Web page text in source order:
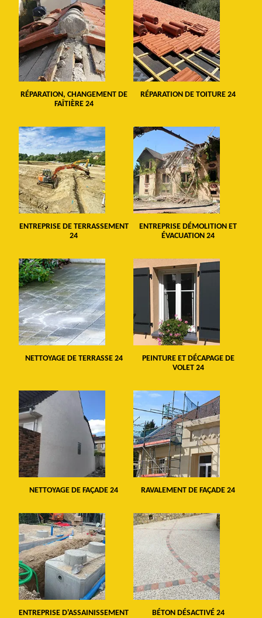
RÉPARATION, CHANGEMENT DE
FAÎTIÈRE 24
RÉPARATION DE TOITURE 24
ENTREPRISE DE TERRASSEMENT
24
ENTREPRISE DÉMOLITION ET
ÉVACUATION 24
NETTOYAGE DE TERRASSE 24
PEINTURE ET DÉCAPAGE DE
VOLET 24
NETTOYAGE DE FAÇADE 24 RAVALEMENT DE FAÇADE 24
ENTREPRISE D'ASSAINISSEMENT BÉTON DÉSACTIVÉ 24